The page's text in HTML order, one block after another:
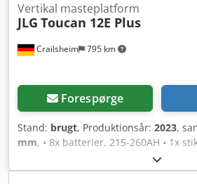
Crailsheim 795 km
Vertikal masteplatform
JLG Toucan 12E Plus
Forespørge
Stand: brugt, Produktionsår: 2023,
mm, • 8x batterier, 215-260AH • 1x
afbryder (fejlstrømsafbryder) •
• Maksimalt jordtryk 14,0 kg/cm2 •